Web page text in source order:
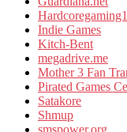
Indie Games
Kitch-Bent
megadrive.me
Mother 3 Fan
Pirated Games
Satakore
Shmup
smspower.org